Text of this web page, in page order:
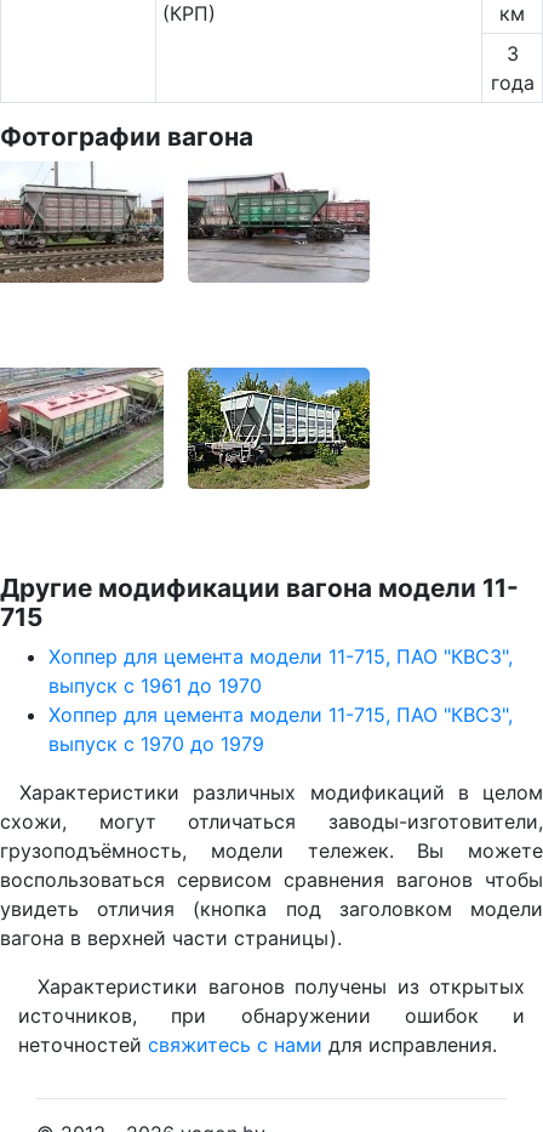
(КРП)
км
3
года
Фотографии вагона
Другие модификации вагона модели 11-
715
Хоппер для цемента модели 11-715, ПАО "КВСЗ",
выпуск с 1961 до 1970
Хоппер для цемента модели 11-715, ПАО "КВСЗ",
выпуск с 1970 до 1979
Характеристики различных модификаций в целом
схожи, могут отличаться заводы-изготовители,
грузоподъёмность, модели тележек. Вы можете
воспользоваться сервисом сравнения вагонов чтобы
увидеть отличия (кнопка под заголовком модели
вагона в верхней части страницы).
Характеристики вагонов получены из открытых
источников, при обнаружении ошибок и
неточностей свяжитесь с нами для исправления.